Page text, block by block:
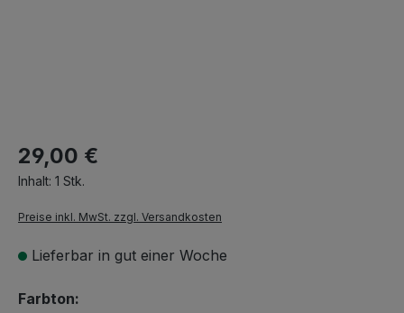
29,00 €
Inhalt: 1 Stk.
Preise inkl. MwSt. zzgl. Versandkosten
Lieferbar in gut einer Woche
Farbton: